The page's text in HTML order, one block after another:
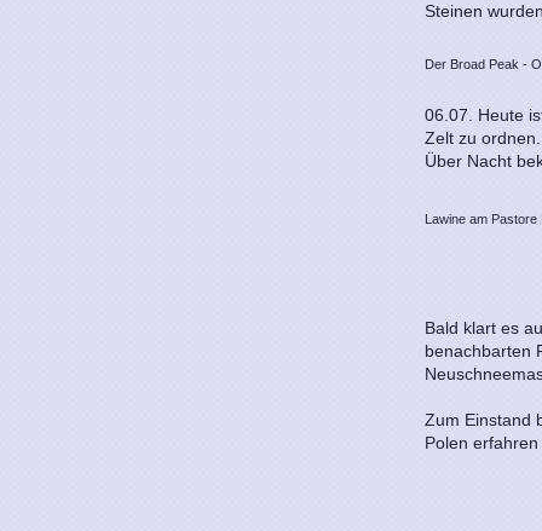
Steinen
Der Broad Peak -
06.07. Heute
Zelt zu ordnen.
Über Nacht
Lawine am Pastore
Bald klart es
benachbarten
Zum Einstand
Polen